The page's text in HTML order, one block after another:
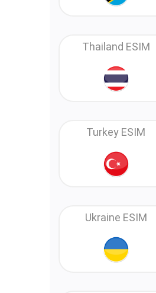
Thailand ESIM
Turkey ESIM
Ukraine ESIM